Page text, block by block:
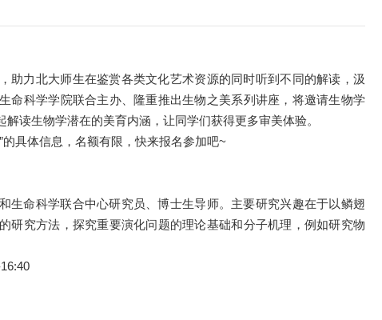
助力北大师生在鉴赏各类文化艺术资源的同时听到不同的解读，汲
命科学学院联合主办、隆重推出生物之美系列讲座，将邀请生物学
读生物学潜在的美育内涵，让同学们获得更多审美体验。
具体信息，名额有限，快来报名参加吧~
生命科学联合中心研究员、博士生导师。主要研究兴趣在于以鳞翅
研究方法，探究重要演化问题的理论基础和分子机理，例如研究物